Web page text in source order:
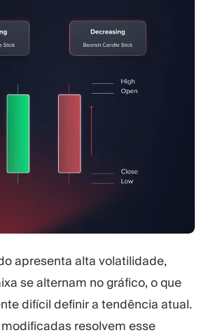
apresenta alta volatilidade,
se alternam no gráfico, o que
difícil definir a tendência atual.
resolvem esse